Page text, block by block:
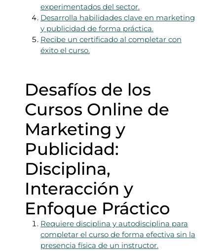
experimentados del sector.
Desarrolla habilidades clave en marketing
y publicidad de forma práctica.
Recibe un certificado al completar con
éxito el curso.
Desafíos de los
Cursos Online de
Marketing y
Publicidad:
Disciplina,
Interacción y
Enfoque Práctico
Requiere disciplina y autodisciplina para
completar el curso de forma efectiva sin la
presencia física de un instructor.